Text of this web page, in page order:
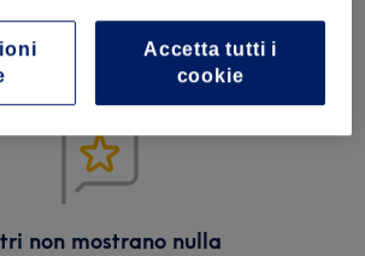
non mostrano nulla
Accetta tutti i
cookie